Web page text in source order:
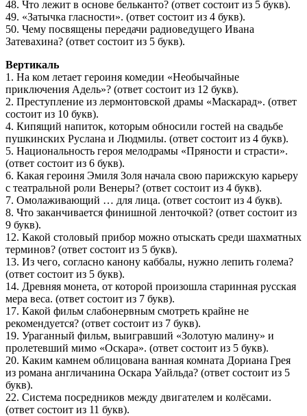
48. Что лежит в основе бельканто? (ответ состоит из 5 букв).
49. «Затычка гласности». (ответ состоит из 4 букв).
50. Чему посвящены передачи радиоведущего Ивана
Затевахина? (ответ состоит из 5 букв).
Вертикаль
1. На ком летает героиня комедии «Необычайные
приключения Адель»? (ответ состоит из 12 букв).
2. Преступление из лермонтовской драмы «Маскарад». (ответ
состоит из 10 букв).
4. Кипящий напиток, которым обносили гостей на свадьбе
пушкинских Руслана и Людмилы. (ответ состоит из 4 букв).
5. Национальность героя мелодрамы «Пряности и страсти».
(ответ состоит из 6 букв).
6. Какая героиня Эмиля Золя начала свою парижскую карьеру
с театральной роли Венеры? (ответ состоит из 4 букв).
7. Омолаживающий … для лица. (ответ состоит из 4 букв).
8. Что заканчивается финишной ленточкой? (ответ состоит из
9 букв).
12. Какой столовый прибор можно отыскать среди шахматных
терминов? (ответ состоит из 5 букв).
13. Из чего, согласно канону каббалы, нужно лепить голема?
(ответ состоит из 5 букв).
14. Древняя монета, от которой произошла старинная русская
мера веса. (ответ состоит из 7 букв).
17. Какой фильм слабонервным смотреть крайне не
рекомендуется? (ответ состоит из 7 букв).
19. Ураганный фильм, выигравший «Золотую малину» и
пролетевший мимо «Оскара». (ответ состоит из 5 букв).
20. Каким камнем облицована ванная комната Дориана Грея
из романа англичанина Оскара Уайльда? (ответ состоит из 5
букв).
22. Система посредников между двигателем и колёсами.
(ответ состоит из 11 букв).